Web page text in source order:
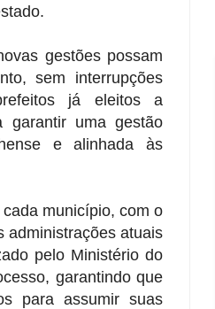
gestões possam
sem interrupções
já eleitos a
garantir uma gestão
e alinhada às
município, com o
administrações atuais
pelo Ministério do
garantindo que
para assumir suas